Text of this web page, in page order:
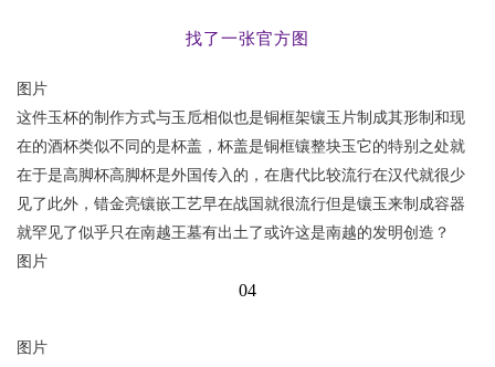
找了一张官方图
图片
这件玉杯的制作方式与玉卮相似也是铜框架镶玉片制成其形制和现
在的酒杯类似不同的是杯盖，杯盖是铜框镶整块玉它的特别之处就
在于是高脚杯高脚杯是外国传入的，在唐代比较流行在汉代就很少
见了此外，错金亮镶嵌工艺早在战国就很流行但是镶玉来制成容器
就罕见了似乎只在南越王墓有出土了或许这是南越的发明创造？
图片
04
图片